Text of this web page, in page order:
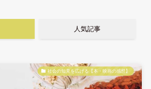
人気記事
社会の知見を広げる【本・映画の感想】